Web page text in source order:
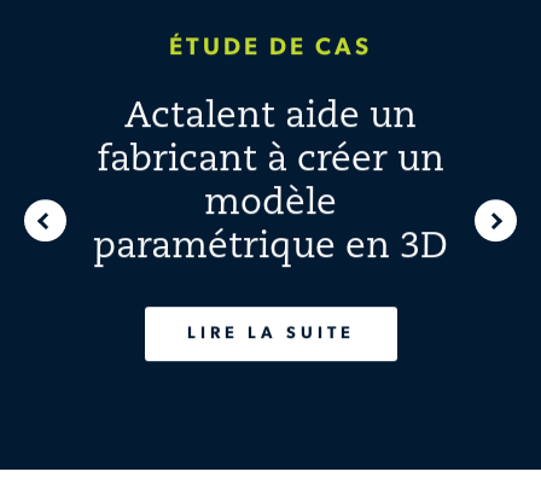
ÉTUDE DE CAS
Actalent aide un
fabricant à créer un
modèle
paramétrique en 3D
LIRE LA SUITE
ARTICLE
Transformation
numérique de
l’industrie
manufacturière :
LIRE LA SUITE